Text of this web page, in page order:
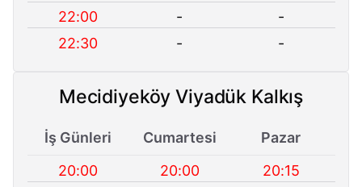
22:00
-
-
22:30
- -
Mecidiyeköy Viyadük Kalkış
İş Günleri Cumartesi
Pazar
20:00
20:00
20:15